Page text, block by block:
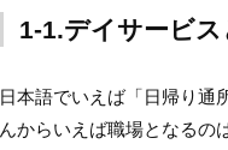
1-1.デイサービス
日本語でいえば「日帰り通
んからいえば職場となるの